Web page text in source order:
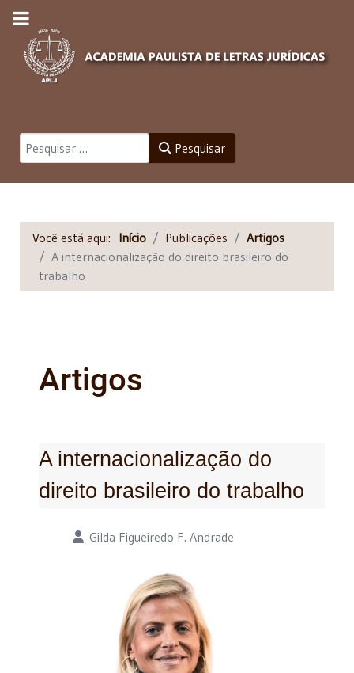
Pesquisar Pesquisar
Você está aqui: Início Publicações
Artigos
A internacionalização do direito brasileiro do
trabalho
Artigos
A internacionalização do
direito brasileiro do trabalho
Detalhes Gilda Figueiredo F. Andrade